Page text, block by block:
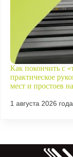
Как покончить с
практическое
мест и простоев
1 августа 2026 года